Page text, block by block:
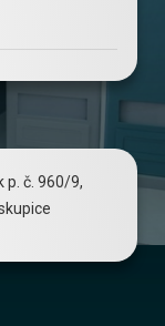
p. č. 960/9,